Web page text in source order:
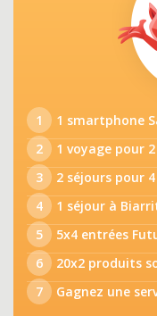
1
1 smartphone
2
1 voyage pour
3
2 séjours pour
4
1 séjour à
5
5x4 entrées
6
20x2 produits
7
Gagnez une